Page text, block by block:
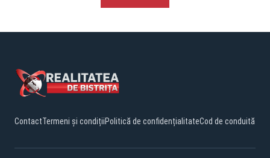
ContactTermeni și condițiiPolitică de confidențialitateCod de conduită